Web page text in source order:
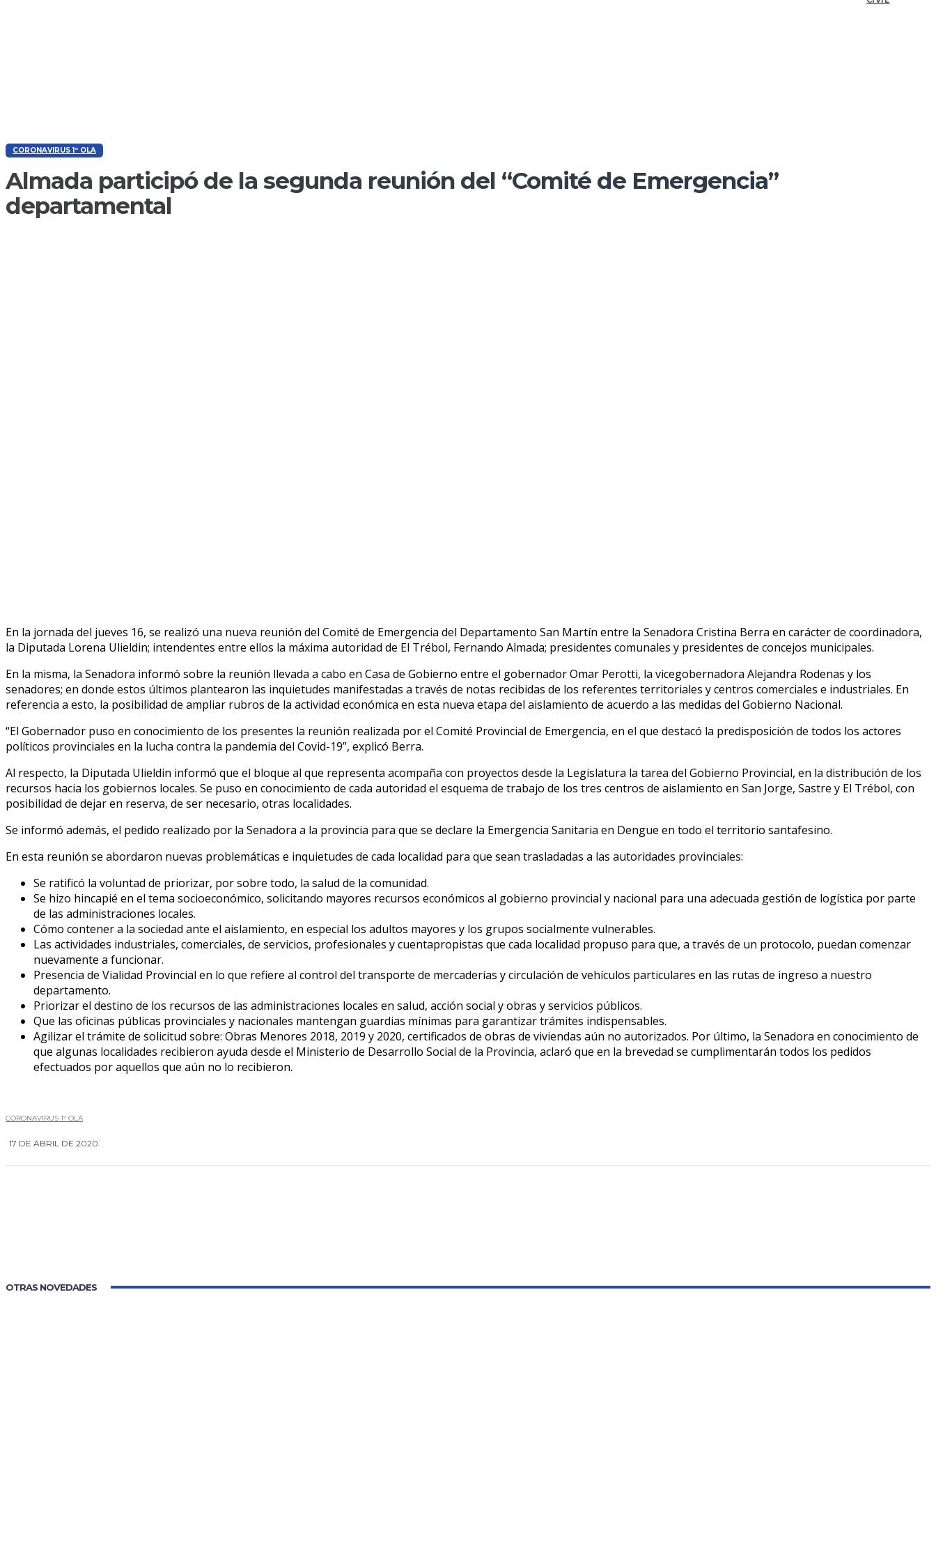
CORONAVIRUS 1º OLA
Almada participó de la segunda reunión del “Comité de Emergencia”
departamental
En la jornada del jueves 16, se realizó una nueva reunión del Comité de Emergencia del Departamento San Martín entre la Senadora Cristina Berra en carácter de coordinadora,
la Diputada Lorena Ulieldin; intendentes entre ellos la máxima autoridad de El Trébol, Fernando Almada; presidentes comunales y presidentes de concejos municipales.
En la misma, la Senadora informó sobre la reunión llevada a cabo en Casa de Gobierno entre el gobernador Omar Perotti, la vicegobernadora Alejandra Rodenas y los
senadores; en donde estos últimos plantearon las inquietudes manifestadas a través de notas recibidas de los referentes territoriales y centros comerciales e industriales. En
referencia a esto, la posibilidad de ampliar rubros de la actividad económica en esta nueva etapa del aislamiento de acuerdo a las medidas del Gobierno Nacional.
“El Gobernador puso en conocimiento de los presentes la reunión realizada por el Comité Provincial de Emergencia, en el que destacó la predisposición de todos los actores
políticos provinciales en la lucha contra la pandemia del Covid-19”, explicó Berra.
Al respecto, la Diputada Ulieldin informó que el bloque al que representa acompaña con proyectos desde la Legislatura la tarea del Gobierno Provincial, en la distribución de los
recursos hacia los gobiernos locales. Se puso en conocimiento de cada autoridad el esquema de trabajo de los tres centros de aislamiento en San Jorge, Sastre y El Trébol, con
posibilidad de dejar en reserva, de ser necesario, otras localidades.
Se informó además, el pedido realizado por la Senadora a la provincia para que se declare la Emergencia Sanitaria en Dengue en todo el territorio santafesino.
En esta reunión se abordaron nuevas problemáticas e inquietudes de cada localidad para que sean trasladadas a las autoridades provinciales:
Se ratificó la voluntad de priorizar, por sobre todo, la salud de la comunidad.
Se hizo hincapié en el tema socioeconómico, solicitando mayores recursos económicos al gobierno provincial y nacional para una adecuada gestión de logística por parte
de las administraciones locales.
Cómo contener a la sociedad ante el aislamiento, en especial los adultos mayores y los grupos socialmente vulnerables.
Las actividades industriales, comerciales, de servicios, profesionales y cuentapropistas que cada localidad propuso para que, a través de un protocolo, puedan comenzar
nuevamente a funcionar.
Presencia de Vialidad Provincial en lo que refiere al control del transporte de mercaderías y circulación de vehículos particulares en las rutas de ingreso a nuestro
departamento.
Priorizar el destino de los recursos de las administraciones locales en salud, acción social y obras y servicios públicos.
Que las oficinas públicas provinciales y nacionales mantengan guardias mínimas para garantizar trámites indispensables.
Agilizar el trámite de solicitud sobre: Obras Menores 2018, 2019 y 2020, certificados de obras de viviendas aún no autorizados. Por último, la Senadora en conocimiento de
que algunas localidades recibieron ayuda desde el Ministerio de Desarrollo Social de la Provincia, aclaró que en la brevedad se cumplimentarán todos los pedidos
efectuados por aquellos que aún no lo recibieron.
CORONAVIRUS 1º OLA
17 DE ABRIL DE 2020
OTRAS NOVEDADES